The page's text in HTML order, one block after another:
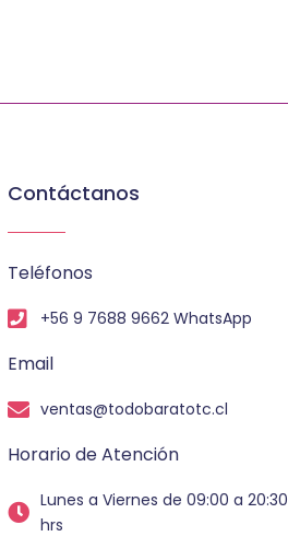
Contáctanos
Teléfonos
+56 9 7688 9662 WhatsApp
Email
ventas@todobaratotc.cl
Horario de Atención
Lunes a Viernes de 09:00 a 20:30
hrs